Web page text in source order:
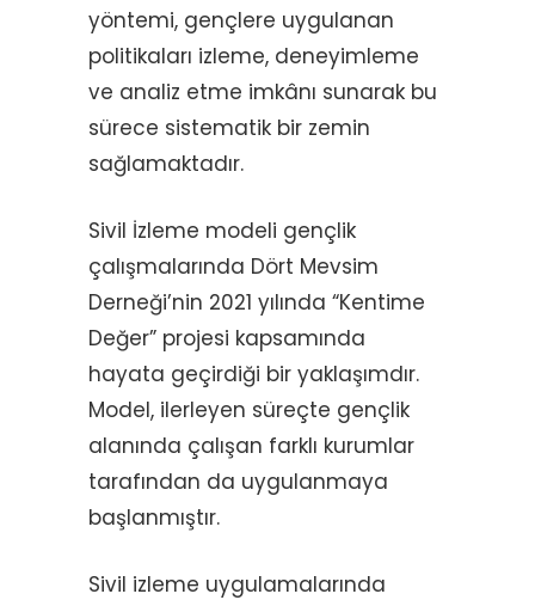
yöntemi, gençlere uygulanan
politikaları izleme, deneyimleme
ve analiz etme imkânı sunarak bu
sürece sistematik bir zemin
sağlamaktadır.
Sivil İzleme modeli gençlik
çalışmalarında Dört Mevsim
Derneği’nin 2021 yılında “Kentime
Değer” projesi kapsamında
hayata geçirdiği bir yaklaşımdır.
Model, ilerleyen süreçte gençlik
alanında çalışan farklı kurumlar
tarafından da uygulanmaya
başlanmıştır.
Sivil izleme uygulamalarında